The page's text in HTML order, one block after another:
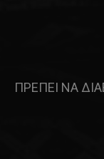
ΠΡΕΠΕΙ ΝΑ